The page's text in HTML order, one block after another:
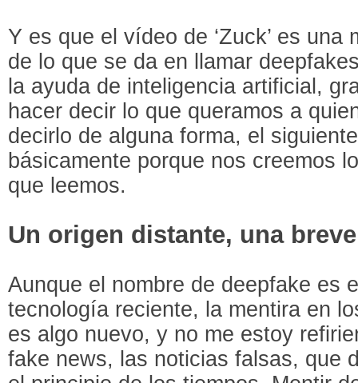
Y es que el vídeo de ‘Zuck’ es una
de lo que se da en llamar
la ayuda de inteligencia artificial,
hacer decir lo que queramos a
decirlo de alguna forma, el
básicamente porque nos creemos
que leemos.
Un origen distante, una
Aunque el nombre de deepfake es
tecnología reciente, la mentira en
es algo nuevo, y no me estoy
fake news, las noticias falsas, que